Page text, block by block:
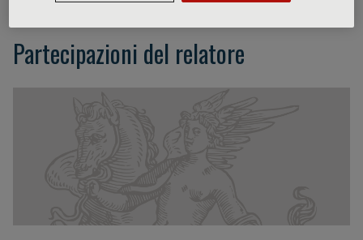
Partecipazioni del relatore